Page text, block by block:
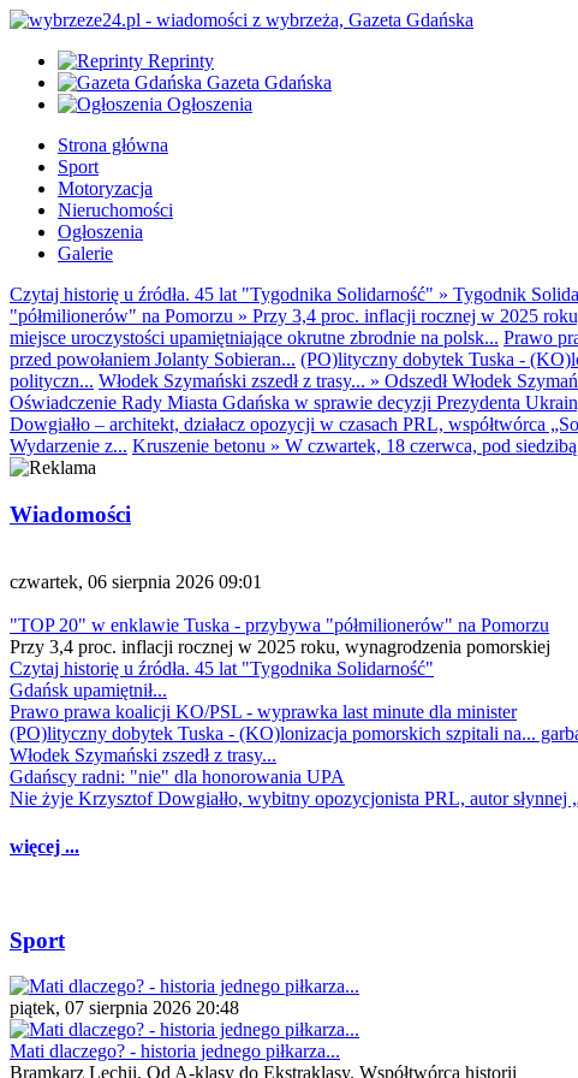
Reprinty
Gazeta Gdańska
Ogłoszenia
Strona główna
Sport
Motoryzacja
Nieruchomości
Ogłoszenia
Galerie
Czytaj historię u źródła. 45 lat "Tygodnika Solidarność" » Tygodnik
"półmilionerów" na Pomorzu » Przy 3,4 proc. inflacji rocznej w 2025
miejsce uroczystości upamiętniające okrutne zbrodnie na polsk... Prawo
przed powołaniem Jolanty Sobieran... (PO)lityczny dobytek Tuska -
polityczn... Włodek Szymański zszedł z trasy... » Odszedł Włodek
Oświadczenie Rady Miasta Gdańska w sprawie decyzji Prezydenta
Dowgiałło – architekt, działacz opozycji w czasach PRL, współtwórca
Wydarzenie z... Kruszenie betonu » W czwartek, 18 czerwca, pod
Wiadomości
czwartek, 06 sierpnia 2026 09:01
"TOP 20" w enklawie Tuska - przybywa "półmilionerów" na Pomorzu
Przy 3,4 proc. inflacji rocznej w 2025 roku, wynagrodzenia pomorskiej
Czytaj historię u źródła. 45 lat "Tygodnika Solidarność"
Gdańsk upamiętnił...
Prawo prawa koalicji KO/PSL - wyprawka last minute dla minister
(PO)lityczny dobytek Tuska - (KO)lonizacja pomorskich szpitali na...
Włodek Szymański zszedł z trasy...
Gdańscy radni: "nie" dla honorowania UPA
Nie żyje Krzysztof Dowgiałło, wybitny opozycjonista PRL, autor słynnej
więcej ...
Sport
piątek, 07 sierpnia 2026 20:48
Mati dlaczego? - historia jednego piłkarza...
Bramkarz Lechii. Od A-klasy do Ekstraklasy. Współtwórca historii